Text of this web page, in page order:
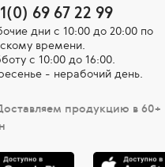
69 67 22 99
дни c 10:00 до 20:00 по
времени.
с 10:00 дo 16:00.
- нерабочий день.
продукцию в 60+